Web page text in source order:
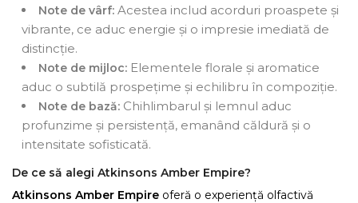
Note de vârf: Acestea includ acorduri proaspete și
vibrante, ce aduc energie și o impresie imediată de
distincție.
Note de mijloc: Elementele florale și aromatice
aduc o subtilă prospețime și echilibru în compoziție.
Note de bază: Chihlimbarul și lemnul aduc
profunzime și persistență, emanând căldură și o
intensitate sofisticată.
De ce să alegi Atkinsons Amber Empire?
Atkinsons Amber Empire oferă o experiență olfactivă